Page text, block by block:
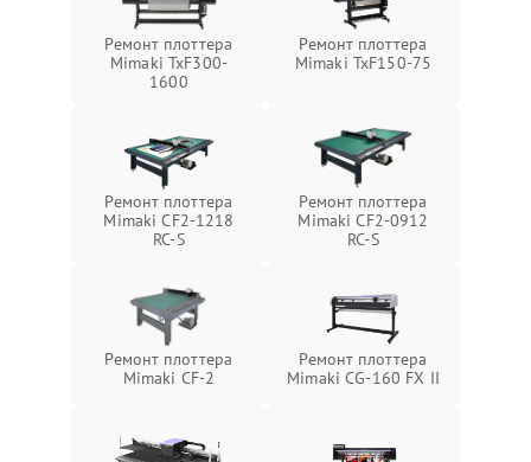
Ремонт плоттера
Mimaki TxF300-
1600
Ремонт плоттера
Mimaki TxF150-75
Ремонт плоттера
Mimaki CF2-1218
RC-S
Ремонт плоттера
Mimaki CF2-0912
RC-S
Ремонт плоттера
Mimaki CF-2
Ремонт плоттера
Mimaki CG-160 FX II